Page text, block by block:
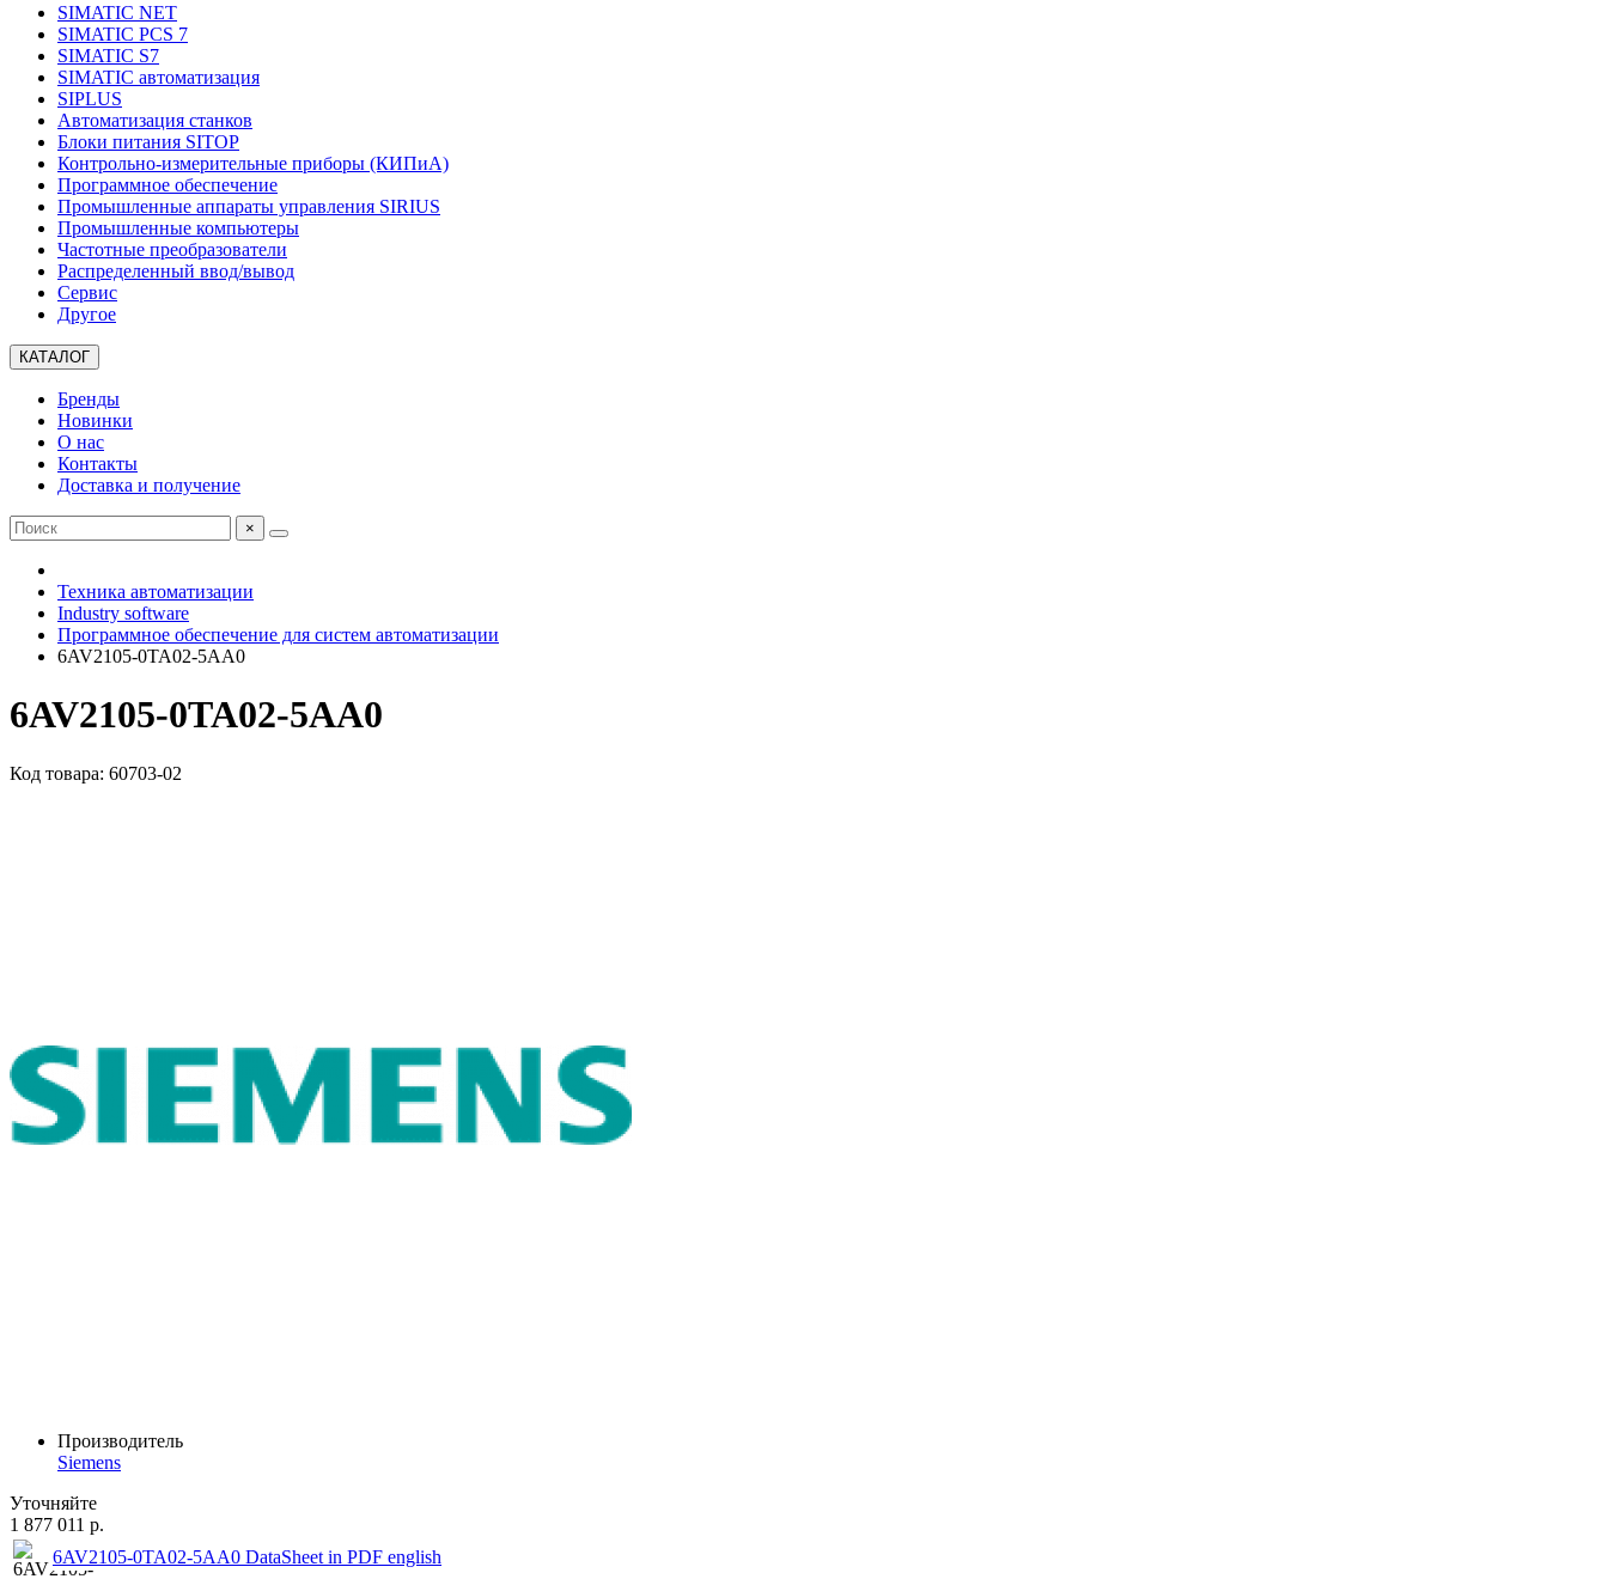
SIMATIC NET
SIMATIC PCS 7
SIMATIC S7
SIMATIC автоматизация
SIPLUS
Автоматизация станков
Блоки питания SITOP
Контрольно-измерительные приборы (КИПиА)
Программное обеспечение
Промышленные аппараты управления SIRIUS
Промышленные компьютеры
Частотные преобразователи
Распределенный ввод/вывод
Сервис
Другое
КАТАЛОГ
Бренды
Новинки
О нас
Контакты
Доставка и получение
×
Техника автоматизации
Industry software
Программное обеспечение для систем автоматизации
6AV2105-0TA02-5AA0
6AV2105-0TA02-5AA0
Код товара: 60703-02
Производитель
Siemens
Уточняйте
1 877 011 р.
6AV2105-0TA02-5AA0 DataSheet in PDF english